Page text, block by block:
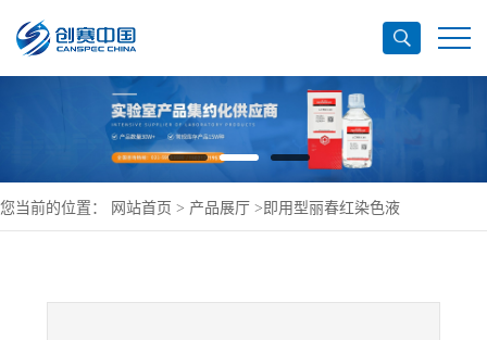
您当前的位置： 网站首页 > 产品展厅 > 即用型丽春红染色液